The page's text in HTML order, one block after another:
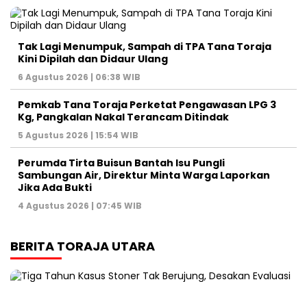
Tak Lagi Menumpuk, Sampah di TPA Tana Toraja
Kini Dipilah dan Didaur Ulang
6 Agustus 2026 | 06:38 WIB
Pemkab Tana Toraja Perketat Pengawasan LPG 3
Kg, Pangkalan Nakal Terancam Ditindak
5 Agustus 2026 | 15:54 WIB
Perumda Tirta Buisun Bantah Isu Pungli
Sambungan Air, Direktur Minta Warga Laporkan
Jika Ada Bukti
4 Agustus 2026 | 07:45 WIB
BERITA TORAJA UTARA